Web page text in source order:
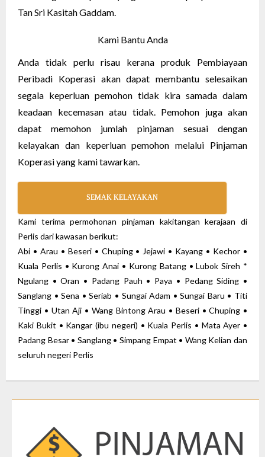
Tan Sri Kasitah Gaddam.
Kami Bantu Anda
Anda tidak perlu risau kerana produk Pembiayaan
Peribadi Koperasi akan dapat membantu selesaikan
segala keperluan pemohon tidak kira samada dalam
keadaan kecemasan atau tidak. Pemohon juga akan
dapat memohon jumlah pinjaman sesuai dengan
kelayakan dan keperluan pemohon melalui Pinjaman
Koperasi yang kami tawarkan.
SEMAK KELAYAKAN
Kami terima permohonan pinjaman kakitangan kerajaan di
Perlis dari kawasan berikut:
Abi • Arau • Beseri • Chuping • Jejawi • Kayang • Kechor •
Kuala Perlis • Kurong Anai • Kurong Batang • Lubok Sireh *
Ngulang • Oran • Padang Pauh • Paya • Pedang Siding •
Sanglang • Sena • Seriab • Sungai Adam • Sungai Baru • Titi
Tinggi • Utan Aji • Wang Bintong Arau • Beseri • Chuping •
Kaki Bukit • Kangar (ibu negeri) • Kuala Perlis • Mata Ayer •
Padang Besar • Sanglang • Simpang Empat • Wang Kelian dan
seluruh negeri Perlis